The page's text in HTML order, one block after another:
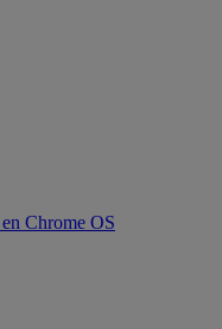
Chrome OS